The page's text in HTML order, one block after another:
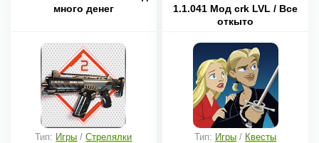
много денег
Тип: Игры /Стрелялки
1.1.041 Мод crk LVL / Все
откыто
Тип: Игры / Квесты